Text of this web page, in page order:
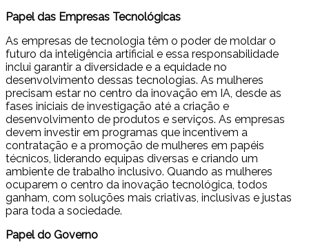
Papel das Empresas Tecnológicas
As empresas de tecnologia têm o poder de moldar o
futuro da inteligência artificial e essa responsabilidade
inclui garantir a diversidade e a equidade no
desenvolvimento dessas tecnologias. As mulheres
precisam estar no centro da inovação em IA, desde as
fases iniciais de investigação até a criação e
desenvolvimento de produtos e serviços. As empresas
devem investir em programas que incentivem a
contratação e a promoção de mulheres em papéis
técnicos, liderando equipas diversas e criando um
ambiente de trabalho inclusivo. Quando as mulheres
ocuparem o centro da inovação tecnológica, todos
ganham, com soluções mais criativas, inclusivas e justas
para toda a sociedade.
Papel do Governo